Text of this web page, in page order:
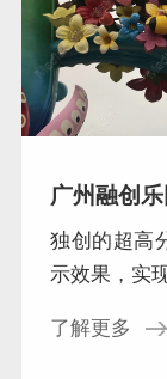
广州融创乐
独创的超高
示效果，实
了解更多